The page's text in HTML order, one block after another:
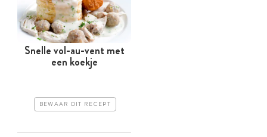
Snelle vol-au-vent met
een koekje
BEWAAR DIT RECEPT